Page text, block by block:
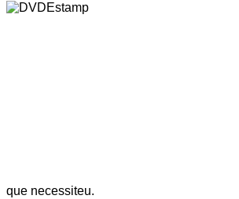
que necessiteu.